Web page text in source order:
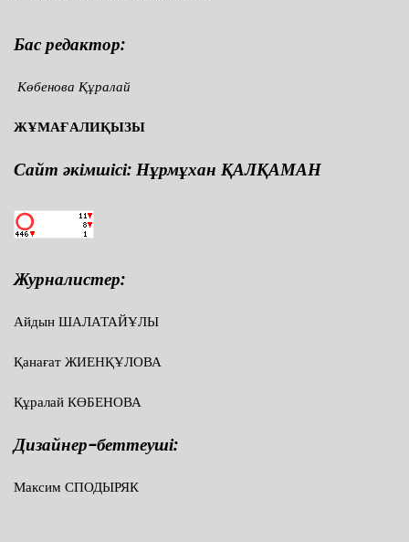
Бас редактор:
Көбенова Құралай
ЖҰМАҒАЛИҚЫЗЫ
Сайт әкімшісі: Нұрмұхан ҚАЛҚАМАН
Журналистер:
Айдын ШАЛАТАЙҰЛЫ
Қанағат ЖИЕНҚҰЛОВА
Құралай КӨБЕНОВА
Дизайнер-беттеуші:
Максим СПОДЫРЯК